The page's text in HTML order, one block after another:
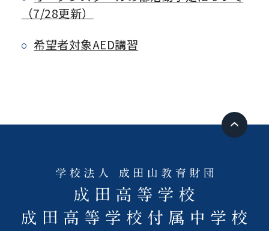
（7/28更新）
希望者対象AED講習